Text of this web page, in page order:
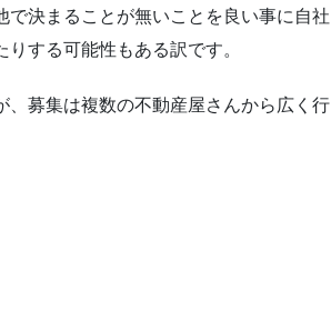
決まることが無いことを良い事に自社
する可能性もある訳です。
募集は複数の不動産屋さんから広く行